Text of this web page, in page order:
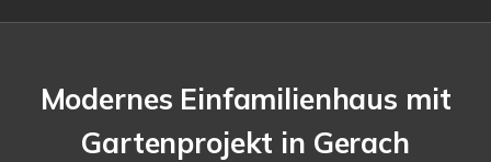
Modernes Einfamilienhaus mit
Gartenprojekt in Gerach